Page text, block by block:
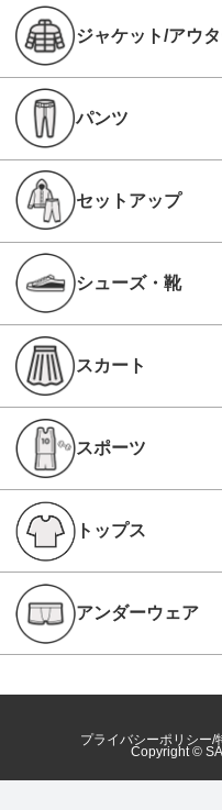
ジャケット/アウ
パンツ
セットアップ
シューズ・靴
スカート
スポーツ
トップス
アンダーウェア
プライバシーポリシー
Copyright ©